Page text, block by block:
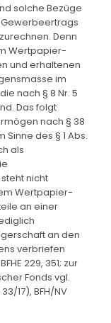
solche Bezüge
Gewerbeertrags
Denn
Wertpapier-
und erhaltenen
im
nach § 8 Nr. 5
Das folgt
nach § 38
Sinne des § 1 Abs.
als
nicht
Wertpapier-
an einer
an den
verbriefen
229, 351; zur
Fonds vgl.
17), BFH/NV